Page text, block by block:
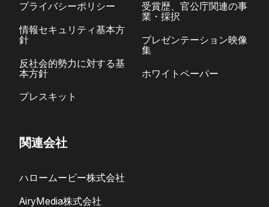
プライバシーポリシー
情報セキュリティ基本方
針
反社会的勢力に対する基
本方針
プレスキット
受賞歴、官公庁関連の事
業・採択
プレゼンテーション映像
集
ホワイトペーパー
関連会社
ハロームービー株式会社
AiryMedia株式会社